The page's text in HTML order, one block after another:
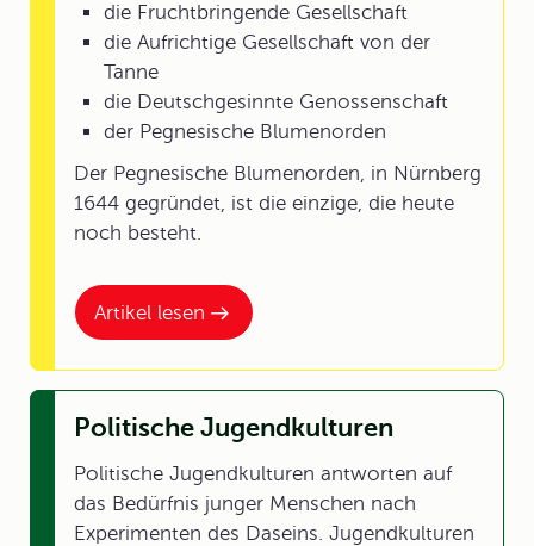
Artikel lesen
die Fruchtbringende Gesellschaft
die Aufrichtige Gesellschaft von der
Tanne
die Deutschgesinnte Genossenschaft
der Pegnesische Blumenorden
Der Pegnesische Blumenorden, in Nürnberg
1644 gegründet, ist die einzige, die heute
noch besteht.
Politische Jugendkulturen
Politische Jugendkulturen antworten auf
das Bedürfnis junger Menschen nach
Experimenten des Daseins. Jugendkulturen